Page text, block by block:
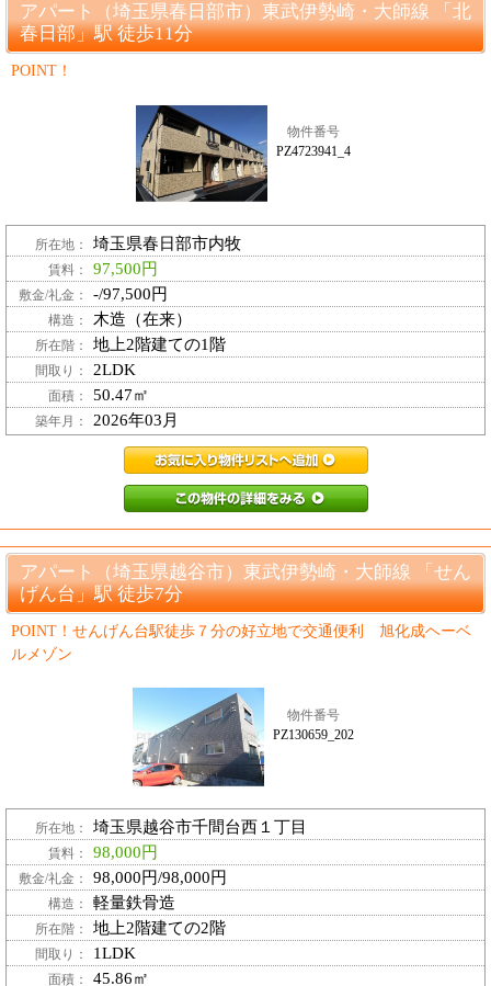
アパート（埼玉県春日部市）東武伊勢崎・大師線 「北
春日部」駅 徒歩11分
POINT！
物件番号
PZ4723941_4
所在地： 埼玉県春日部市内牧
賃料： 97,500円
敷金/礼金： -/97,500円
構造： 木造（在来）
所在階： 地上2階建ての1階
間取り： 2LDK
面積： 50.47㎡
築年月： 2026年03月
PZ4723941_4お
PZ4723941_4こ
アパート（埼玉県越谷市）東武伊勢崎・大師線 「せん
げん台」駅 徒歩7分
POINT！せんげん台駅徒歩７分の好立地で交通便利 旭化成ヘーベ
ルメゾン
物件番号
PZ130659_202
所在地： 埼玉県越谷市千間台西１丁目
賃料： 98,000円
敷金/礼金： 98,000円/98,000円
構造： 軽量鉄骨造
所在階： 地上2階建ての2階
間取り： 1LDK
面積： 45.86㎡